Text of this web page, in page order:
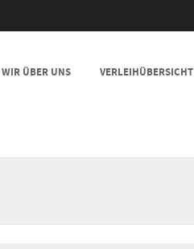
WIR ÜBER UNS VERLEIHÜBERSICHT